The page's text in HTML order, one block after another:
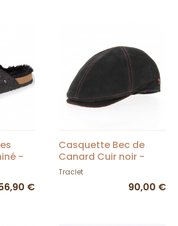
-
€
Casquette Bec de
Canard Cuir noir -
Alfonso d'Este
Traclet
90,00 €